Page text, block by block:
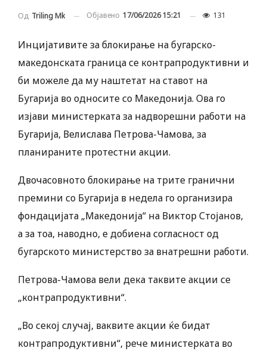
Од Triling Mk Објавено 17/06/2026 15:21 131
Инцијативите за блокирање на бугарско-
македонската граница се контрапродуктивни и
би можеле да му наштетат на ставот на
Бугарија во односите со Македонија. Ова го
изјави министерката за надворешни работи на
Бугарија, Велислава Петрова-Чамова, за
планираните протестни акции.
Двочасовното блокирање на трите гранични
премини со Бугарија в недела го организира
фондацијата „Македонија“ на Виктор Стојанов,
а за тоа, наводно, е добиена согласност од
бугарското министерство за внатрешни работи.
Петрова-Чамова вели дека таквите акции се
„контрапродуктивни“.
„Во секој случај, ваквите акции ќе бидат
контрапродуктивни“, рече министерката во